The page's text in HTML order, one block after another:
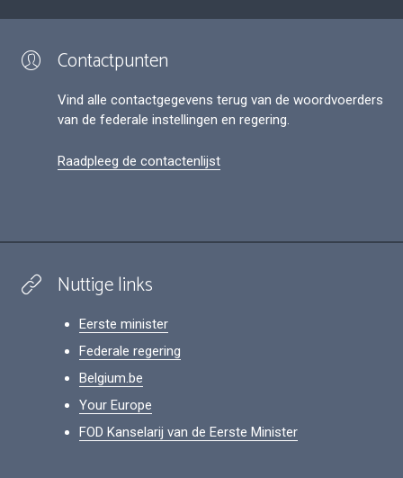
Contactpunten
Vind alle contactgegevens terug van de woordvoerders
van de federale instellingen en regering.
Raadpleeg de contactenlijst
Nuttige links
Eerste minister
Federale regering
Belgium.be
Your Europe
FOD Kanselarij van de Eerste Minister